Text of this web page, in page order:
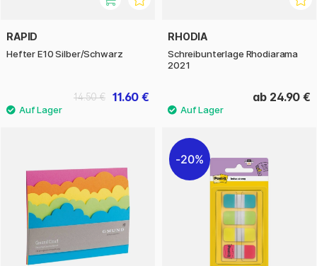
RAPID
Hefter E10 Silber/Schwarz
11.60 €
14.50 €
RHODIA
Schreibunterlage Rhodiarama
2021
ab 24.90 €
20%